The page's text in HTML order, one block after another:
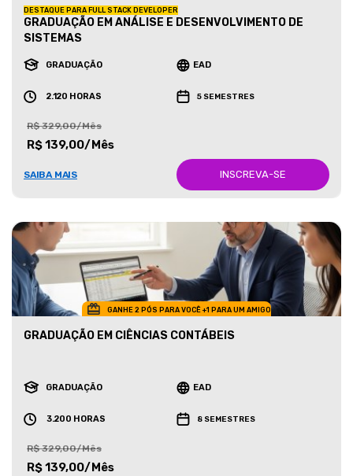
DESTAQUE PARA FULL STACK DEVELOPER
GRADUAÇÃO EM ANÁLISE E DESENVOLVIMENTO DE
SISTEMAS
GRADUAÇÃO EAD
2.120 HORAS 5 SEMESTRES
R$ 329,00/Mês
R$ 139,00/Mês
SAIBA MAIS INSCREVA-SE
GANHE 2 PÓS PARA VOCÊ +1 PARA UM AMIGO
GRADUAÇÃO EM CIÊNCIAS CONTÁBEIS
GRADUAÇÃO EAD
3.200 HORAS 8 SEMESTRES
R$ 329,00/Mês
R$ 139,00/Mês